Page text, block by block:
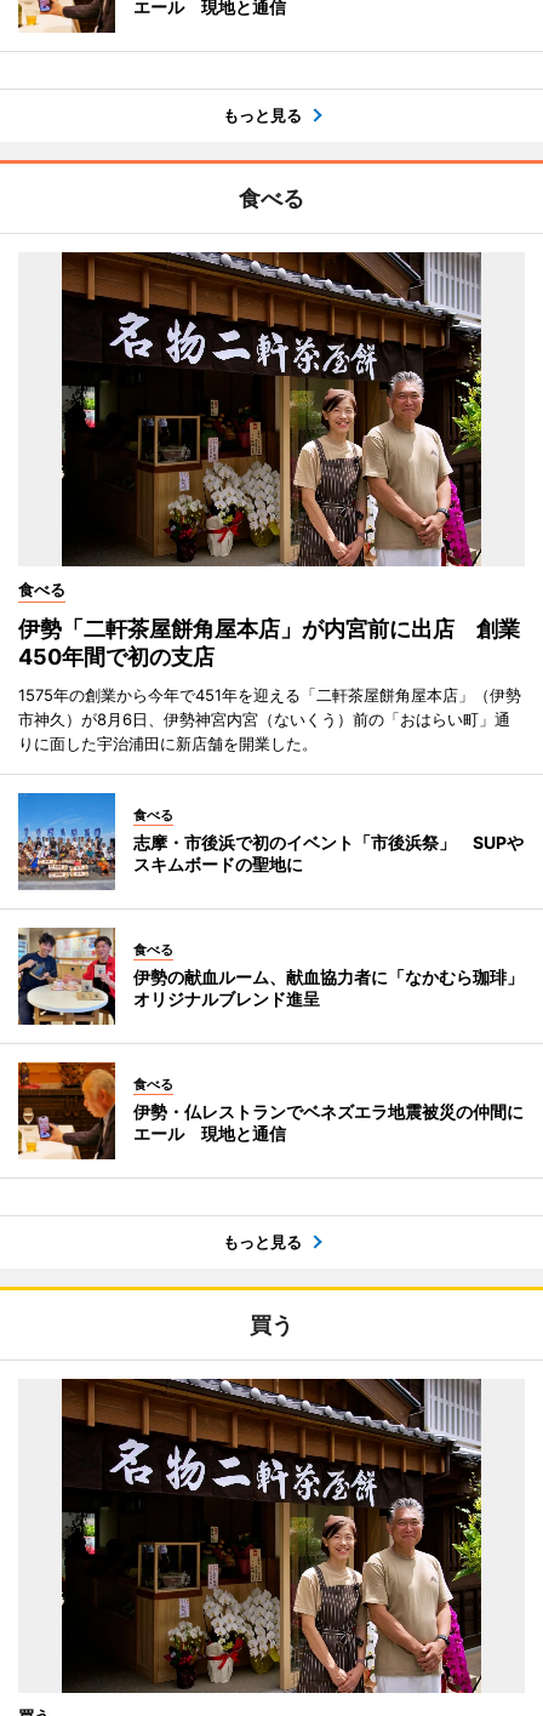
エール 現地と通信
もっと見る
食べる
食べる
伊勢「二軒茶屋餅角屋本店」が内宮前に出店 創業
450年間で初の支店
1575年の創業から今年で451年を迎える「二軒茶屋餅角屋本店」（伊勢
市神久）が8月6日、伊勢神宮内宮（ないくう）前の「おはらい町」通
りに面した宇治浦田に新店舗を開業した。
食べる
志摩・市後浜で初のイベント「市後浜祭」 SUPや
スキムボードの聖地に
食べる
伊勢の献血ルーム、献血協力者に「なかむら珈琲」
オリジナルブレンド進呈
食べる
伊勢・仏レストランでベネズエラ地震被災の仲間に
エール 現地と通信
もっと見る
買う